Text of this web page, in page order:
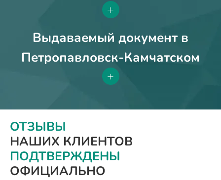
+
Выдаваемый документ в
Петропавловск-Камчатском
+
ОТЗЫВЫ
НАШИХ КЛИЕНТОВ
ПОДТВЕРЖДЕНЫ
ОФИЦИАЛЬНО